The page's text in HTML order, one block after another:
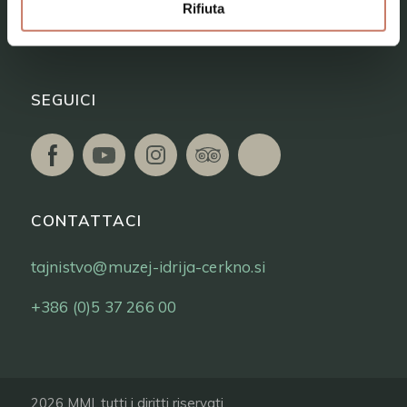
Rifiuta
Biglietti
SEGUICI
CONTATTACI
tajnistvo@muzej-idrija-cerkno.si
+386 (0)5 37 266 00
2026 MMI, tutti i diritti riservati